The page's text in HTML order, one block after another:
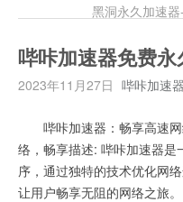
黑洞永久加速
哔咔加速器免费永
2023年11月27日 哔咔加速器
哔咔加速器：畅享高速网
络，畅享描述: 哔咔加速器是
序，通过独特的技术优化网
让用户畅享无阻的网络之旅。